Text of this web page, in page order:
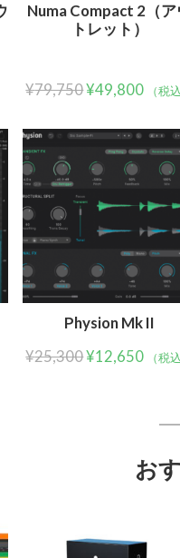
Numa Compact 2（ア
トレット）
¥79,750¥49,800 （税
Physion Mk II
¥25,300¥12,650 （税
お